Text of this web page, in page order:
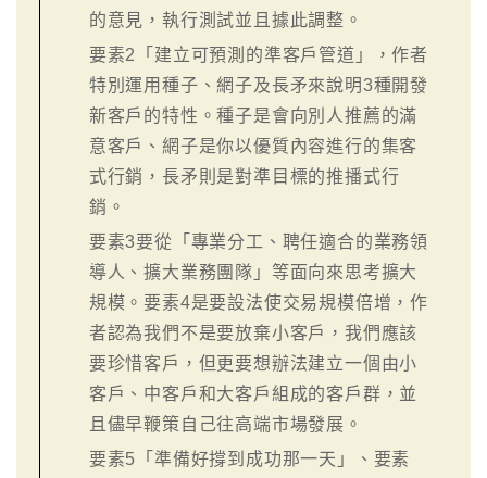
的意見，執行測試並且據此調整。
要素2「建立可預測的準客戶管道」，作者
特別運用種子、網子及長矛來說明3種開發
新客戶的特性。種子是會向別人推薦的滿
意客戶、網子是你以優質內容進行的集客
式行銷，長矛則是對準目標的推播式行
銷。
要素3要從「專業分工、聘任適合的業務領
導人、擴大業務團隊」等面向來思考擴大
規模。要素4是要設法使交易規模倍增，作
者認為我們不是要放棄小客戶，我們應該
要珍惜客戶，但更要想辦法建立一個由小
客戶、中客戶和大客戶組成的客戶群，並
且儘早鞭策自己往高端市場發展。
要素5「準備好撐到成功那一天」、要素